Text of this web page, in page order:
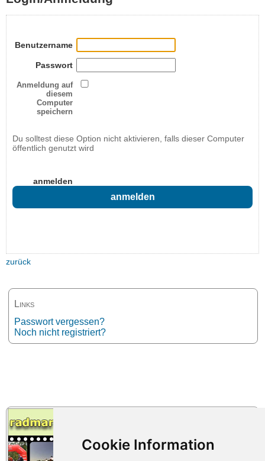
Links
Passwort vergessen?
Noch nicht registriert?
Benutzername
Passwort
Anmeldung auf
diesem
Computer
speichern
Du solltest diese Option nicht aktivieren, falls dieser Computer
öffentlich genutzt wird
anmelden
zurück